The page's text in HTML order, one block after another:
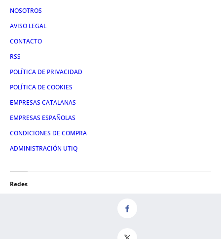
NOSOTROS
AVISO LEGAL
CONTACTO
RSS
POLÍTICA DE PRIVACIDAD
POLÍTICA DE COOKIES
EMPRESAS CATALANAS
EMPRESAS ESPAÑOLAS
CONDICIONES DE COMPRA
ADMINISTRACIÓN UTIQ
Redes